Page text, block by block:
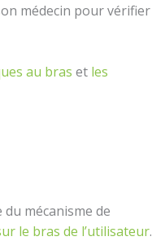
médecin pour vérifier
au bras et les
mécanisme de
le bras de l’utilisateur.